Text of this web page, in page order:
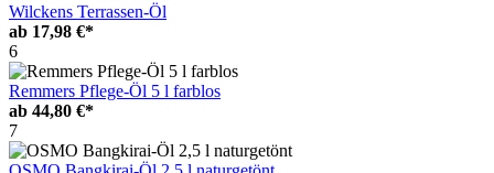
Wilckens Terrassen-Öl
ab 17,98 €*
6
Remmers Pflege-Öl 5 l farblos
ab 44,80 €*
7